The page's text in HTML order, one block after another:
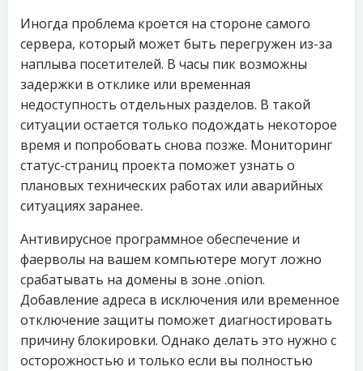
Иногда проблема кроется на стороне самого
сервера, который может быть перегружен из-за
наплыва посетителей. В часы пик возможны
задержки в отклике или временная
недоступность отдельных разделов. В такой
ситуации остается только подождать некоторое
время и попробовать снова позже. Мониторинг
статус-страниц проекта поможет узнать о
плановых технических работах или аварийных
ситуациях заранее.
Антивирусное программное обеспечение и
фаерволы на вашем компьютере могут ложно
срабатывать на домены в зоне .onion.
Добавление адреса в исключения или временное
отключение защиты поможет диагностировать
причину блокировки. Однако делать это нужно с
осторожностью и только если вы полностью